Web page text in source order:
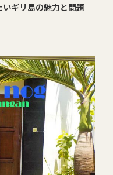
いギリ島の魅力と問題